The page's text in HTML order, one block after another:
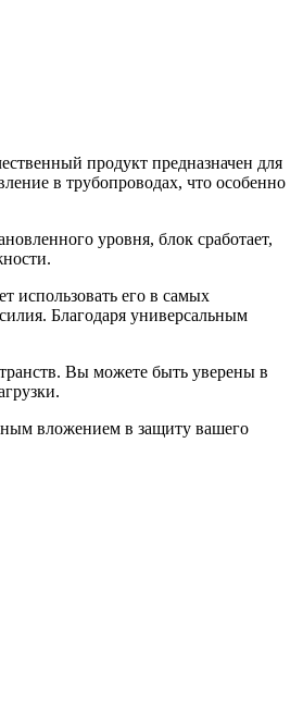
продукт предназначен для
в трубопроводах, что особенно
уровня, блок сработает,
использовать его в самых
Благодаря универсальным
Вы можете быть уверены в
вложением в защиту вашего